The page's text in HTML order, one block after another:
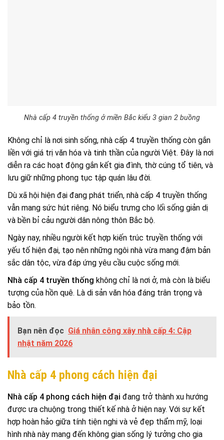
Nhà cấp 4 truyền thống ở miền Bắc kiểu 3 gian 2 buồng
Không chỉ là nơi sinh sống, nhà cấp 4 truyền thống còn gắn
liền với giá trị văn hóa và tinh thần của người Việt. Đây là nơi
diễn ra các hoạt động gắn kết gia đình, thờ cúng tổ tiên, và
lưu giữ những phong tục tập quán lâu đời.
Dù xã hội hiện đại đang phát triển, nhà cấp 4 truyền thống
vẫn mang sức hút riêng. Nó biểu trưng cho lối sống giản dị
và bền bỉ cảu người dân nông thôn Bắc bộ.
Ngày nay, nhiều người kết hợp kiến trúc truyền thống với
yếu tố hiện đại, tạo nên những ngôi nhà vừa mang đậm bản
sắc dân tộc, vừa đáp ứng yêu cầu cuộc sống mới.
Nhà cấp 4 truyền thống không chỉ là nơi ở, mà còn là biểu
tượng của hồn quê. Là di sản văn hóa đáng trân trọng và
bảo tồn.
Bạn nên đọc Giá nhân công xây nhà cấp 4: Cập
nhật năm 2026
Nhà cấp 4 phong cách hiện đại
Nhà cấp 4 phong cách hiện đại đang trở thành xu hướng
được ưa chuộng trong thiết kế nhà ở hiện nay. Với sự kết
hợp hoàn hảo giữa tính tiện nghi và vẻ đẹp thẩm mỹ, loại
hình nhà này mang đến không gian sống lý tưởng cho gia